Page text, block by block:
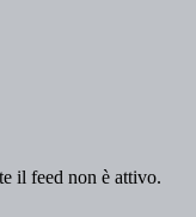
il feed non è attivo.